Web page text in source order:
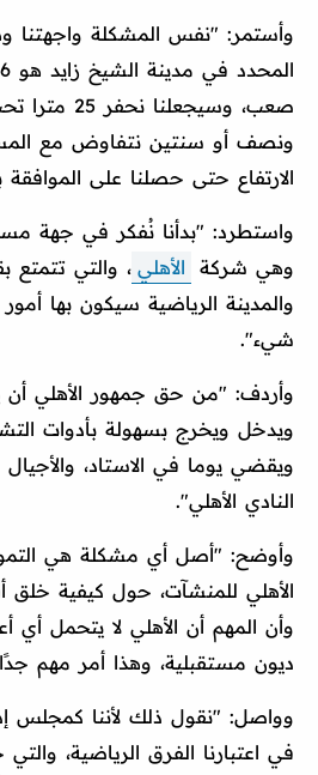
وأستمر: "نفس المشكلة واجهتنا وهي
صعب،
ونصف أو سنتين نتفاوض مع
الارتفاع حتى حصلنا على الموافقة بارتفاع
واستطرد: "بدأنا نُفكر في جهة
وهي شركة
الأهلي ، والتي تتمتع
والمدينة الرياضية سيكون بها
شيء".
وأردف: "من حق جمهور الأهلي أن
ويدخل ويخرج بسهولة بأدوات
ويقضي يوما في الاستاد،
النادي الأهلي".
وأوضح: "أصل أي مشكلة هي
الأهلي للمنشآت، حول كيفية خلق
وأن المهم أن الأهلي لا يتحمل أي
ديون مستقبلية، وهذا أمر مهم
وواصل: "نقول ذلك لأننا كمجلس
في اعتبارنا الفرق الرياضية،